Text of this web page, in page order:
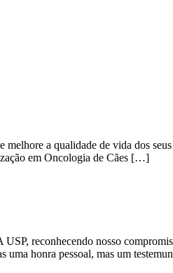
a qualidade de vida dos seus
em Oncologia de Cães […]
reconhecendo nosso
uma honra pessoal, mas um